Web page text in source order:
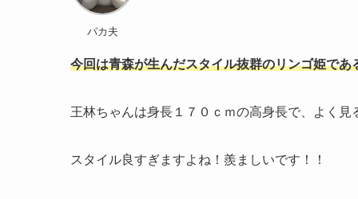
パカ夫
今回は青森が生んだスタイル抜群のリンゴ姫で
王林ちゃんは身長１７０ｃｍの高身長で、よく
スタイル良すぎますよね！羨ましいです！！